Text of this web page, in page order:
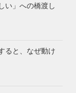
い」への橋渡し
ると、なぜ動け